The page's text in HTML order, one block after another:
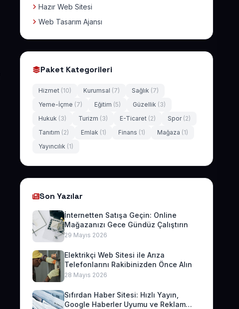
Hazır Web Sitesi
Web Tasarım Ajansı
Paket Kategorileri
Hizmet (10) Kurumsal (7) Sağlık (7)
Yeme-İçme (7) Eğitim (5) Güzellik (3)
Hukuk (3) Turizm (3) E-Ticaret (2) Spor (2)
Tanıtım (2) Emlak (1) Finans (1) Mağaza (1)
Yayıncılık (1)
Son Yazılar
İnternetten Satışa Geçin: Online
Mağazanızı Gece Gündüz Çalıştırın
29 Mayıs 2026
Elektrikçi Web Sitesi ile Arıza
Telefonlarını Rakibinizden Önce Alın
28 Mayıs 2026
Sıfırdan Haber Sitesi: Hızlı Yayın,
Google Haberler Uyumu ve Reklam